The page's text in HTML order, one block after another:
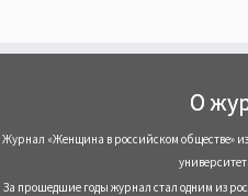
О
Журнал «Женщина в российском обществе»
За прошедшие годы журнал стал одним из